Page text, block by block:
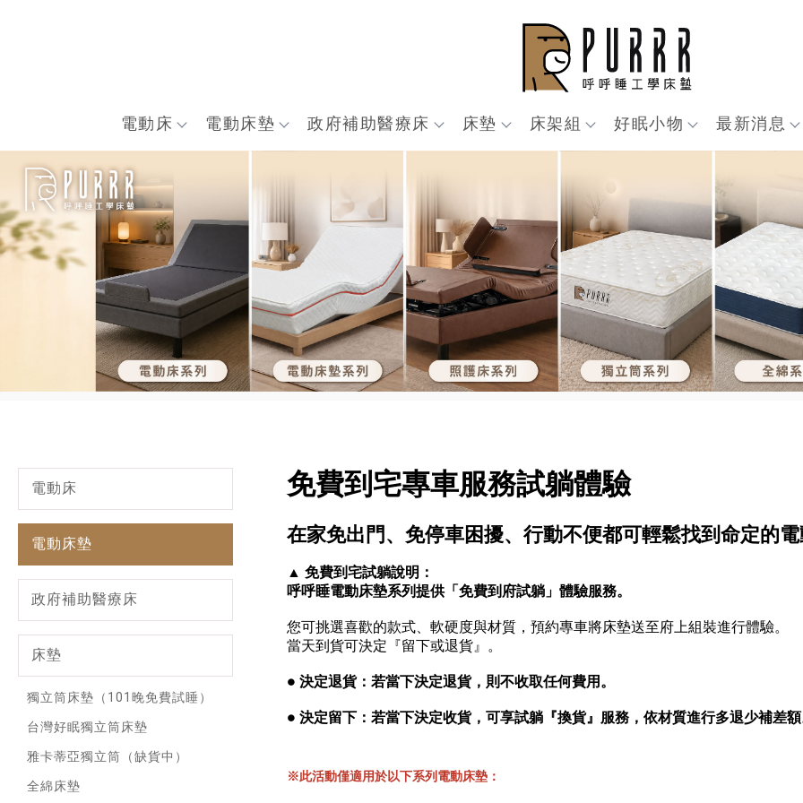
電動床 電動床墊 政府補助醫療床 床墊 床架組 好眠小物 最新消息
電動床
電動床墊
政府補助醫療床
床墊
獨立筒床墊（101晚免費試睡）
台灣好眠獨立筒床墊
雅卡蒂亞獨立筒（缺貨中）
全綿床墊
免費到宅專車服務試躺體驗
在家免出門、免停車困擾、行動不便都可輕鬆找到命定的
▲ 免費到宅試躺說明：
呼呼睡電動床墊系列提供「免費到府試躺」體驗服務。
您可挑選喜歡的款式、軟硬度與材質，預約專車將床墊送至府上組裝進行體驗。
當天到貨可決定『留下或退貨』。
● 決定退貨：若當下決定退貨，則不收取任何費用。
● 決定留下：若當下決定收貨，可享試躺『換貨』服務，依材質進行多退少補差額
※此活動僅適用於以下系列電動床墊：